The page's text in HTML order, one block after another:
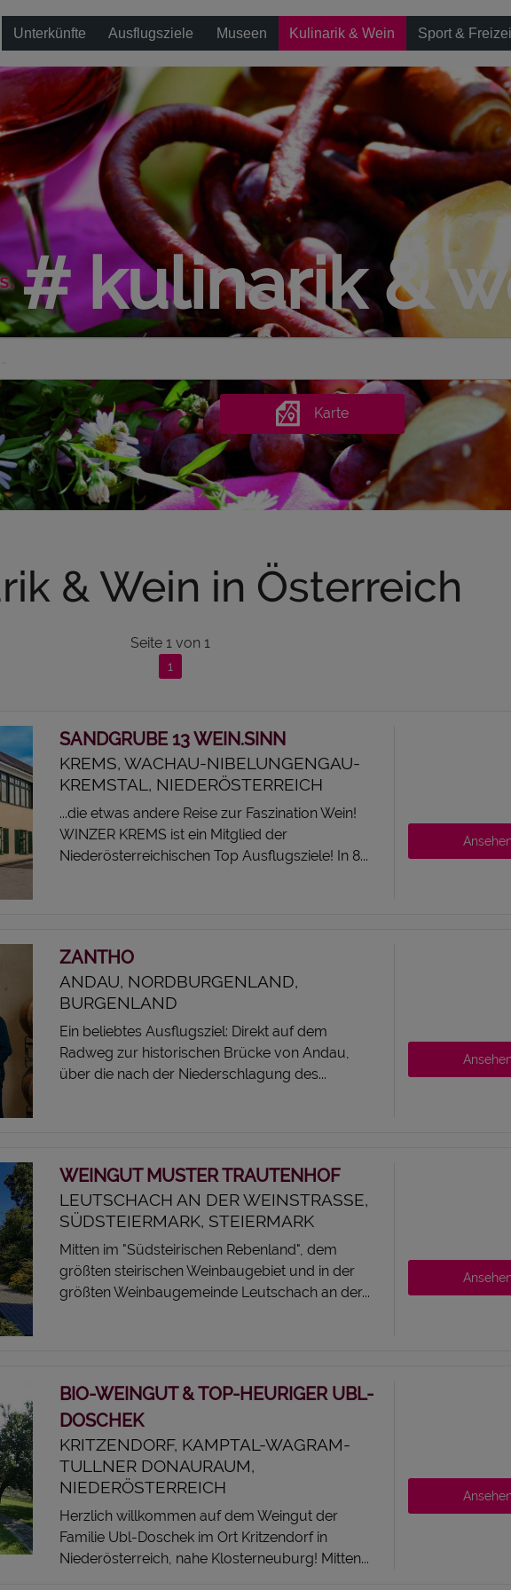
Unterkünfte Ausflugsziele Museen Kulinarik & Wein Sport &
# kulinarik &
Karte
& Wein in Österreich
Seite 1 von 1
1
SANDGRUBE 13 WEIN.SINN
KREMS, WACHAU-NIBELUNGENGAU-
KREMSTAL, NIEDERÖSTERREICH
...die etwas andere Reise zur Faszination Wein!
WINZER KREMS ist ein Mitglied der
Niederösterreichischen Top Ausflugsziele! In 8...
ZANTHO
ANDAU, NORDBURGENLAND,
BURGENLAND
Ein beliebtes Ausflugsziel: Direkt auf dem
Radweg zur historischen Brücke von Andau,
über die nach der Niederschlagung des...
WEINGUT MUSTER TRAUTENHOF
LEUTSCHACH AN DER WEINSTRASSE, S
ÜDSTEIERMARK, STEIERMARK
Mitten im "Südsteirischen Rebenland", dem
größten steirischen Weinbaugebiet und in der
größten Weinbaugemeinde Leutschach an der...
BIO-WEINGUT & TOP-HEURIGER UBL-
DOSCHEK
KRITZENDORF, KAMPTAL-WAGRAM-
TULLNER DONAURAUM,
NIEDERÖSTERREICH
Herzlich willkommen auf dem Weingut der
Familie Ubl-Doschek im Ort Kritzendorf in
Niederösterreich, nahe Klosterneuburg! Mitten...